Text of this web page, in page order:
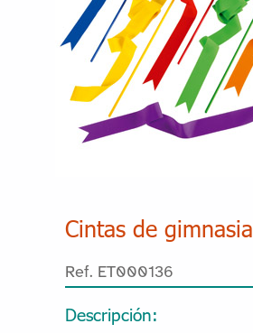
Cintas de gimnasia
Ref. ET000136
Descripción: